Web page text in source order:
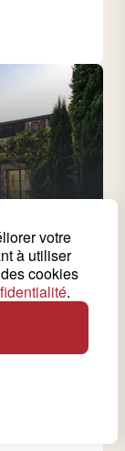
hauts de
votre
à utiliser
cookies
.